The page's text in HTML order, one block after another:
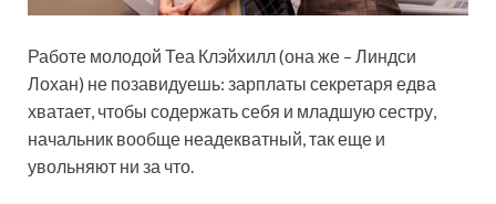
Работе молодой Теа Клэйхилл (она же – Линдси
Лохан) не позавидуешь: зарплаты секретаря едва
хватает, чтобы содержать себя и младшую сестру,
начальник вообще неадекватный, так еще и
увольняют ни за что.